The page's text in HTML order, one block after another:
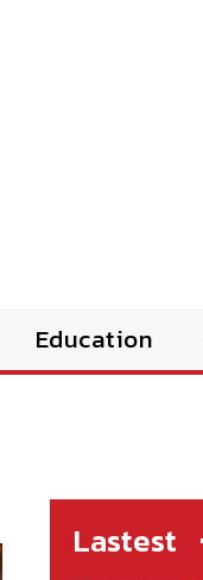
Education
Lastest